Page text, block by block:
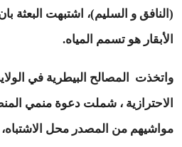
(النافق و السليم)، اشتبهت
الأبقار هو تسمم المياه.
واتخذت المصالح البيطرية في
الاحترازية ، شملت دعوة منمي
مواشيهم من المصدر محل